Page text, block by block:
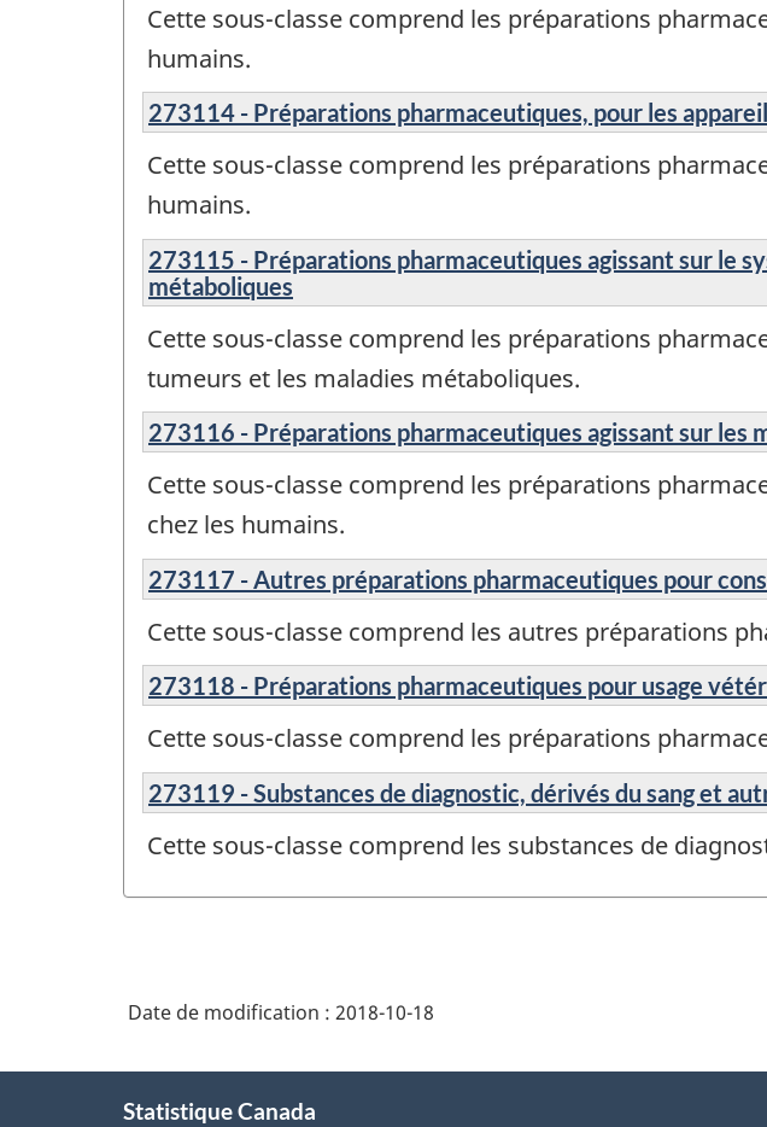
Cette sous-classe comprend les préparations
humains.
273114 - Préparations pharmaceutiques, pour les
Cette sous-classe comprend les préparations
humains.
273115 - Préparations pharmaceutiques agissant sur le
métaboliques
Cette sous-classe comprend les préparations
tumeurs et les maladies métaboliques.
273116 - Préparations pharmaceutiques agissant sur les
Cette sous-classe comprend les préparations
chez les humains.
273117 - Autres préparations pharmaceutiques pour
Cette sous-classe comprend les autres préparations
273118 - Préparations pharmaceutiques pour usage
Cette sous-classe comprend les préparations
273119 - Substances de diagnostic, dérivés du sang et
Cette sous-classe comprend les substances de
Date de modification : 2018-10-18
Statistique Canada